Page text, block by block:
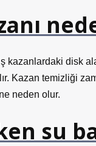
kazanlardaki disk
Kazan temizliği
neden olur.
su